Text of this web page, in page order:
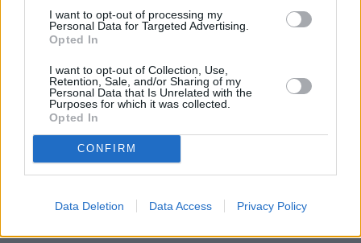
I want to opt-out of processing my
Personal Data for Targeted Advertising.
Opted In
I want to opt-out of Collection, Use,
Retention, Sale, and/or Sharing of my
Personal Data that Is Unrelated with the
Purposes for which it was collected.
Opted In
CONFIRM
Data Deletion Data Access Privacy Policy
descuentos. Este artículo explora las diversas ofertas disponibles en
el mercado, comparando las opciones más atractivas y las
particularidades regionales para ayudar a los consumidores a tomar
decisiones informadas.
2025-04-09Redazione